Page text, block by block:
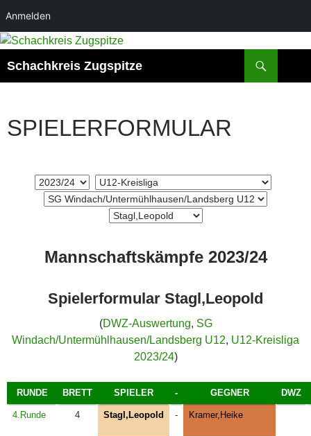
Anmelden
Zum
springen
Schachkreis Zugspitze
SPIELERFORMULAR
Mannschaftskämpfe 2023/24
Spielerformular Stagl,Leopold
(DWZ-Auswertung, SG
Windach/Untermühlhausen/Landsberg U12, U12-Kreisliga
2023/24)
RUNDE BRETT SPIELER - GEGNER DWZ
4.Runde 4 Stagl,Leopold - Kramer,Heike